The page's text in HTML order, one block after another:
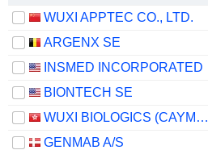
WUXI APPTEC CO., LTD.
ARGENX SE
INSMED INCORPORATED
BIONTECH SE
WUXI BIOLOGICS (CAYMAN) INC.
GENMAB A/S